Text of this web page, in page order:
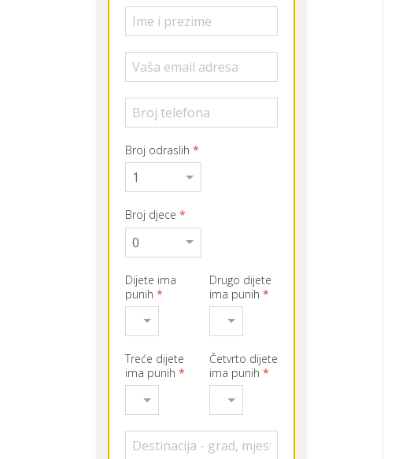
Broj odraslih *
Broj djece *
Dijete ima
punih *
Drugo dijete
ima punih *
Treće dijete
ima punih *
Četvrto dijete
ima punih *